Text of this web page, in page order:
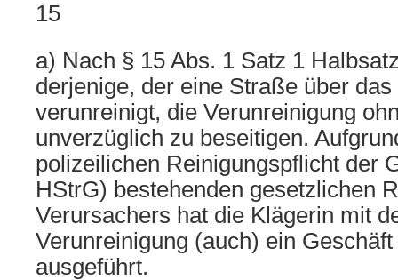
15
a) Nach § 15 Abs. 1 Satz 1
derjenige, der eine Straße über
verunreinigt, die Verunreinigung
unverzüglich zu beseitigen.
polizeilichen Reinigungspflicht der
HStrG) bestehenden gesetzlichen
Verursachers hat die Klägerin mit
Verunreinigung (auch) ein
ausgeführt.